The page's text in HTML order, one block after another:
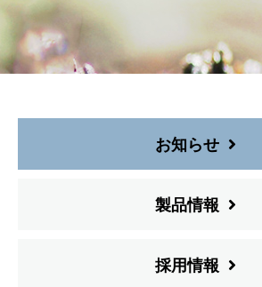
お知らせ
製品情報
採用情報